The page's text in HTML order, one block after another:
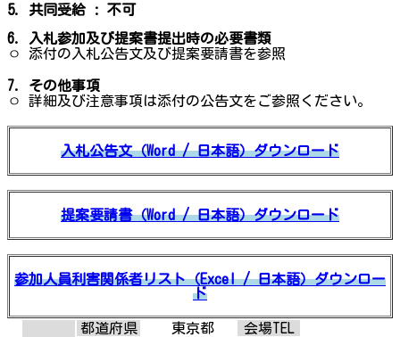
5. 共同受給 : 不可
6. 入札参加及び提案書提出時の必要書類
ㅇ 添付の入札公告文及び提案要請書を参照
7. その他事項
ㅇ 詳細及び注意事項は添付の公告文をご参照ください。
入札公告文（Word / 日本語）ダウンロード
提案要請書（Word / 日本語）ダウンロード
参加人員利害関係者リスト（Excel / 日本語）ダウンロー
ド
都道府県 東京都
会場TEL